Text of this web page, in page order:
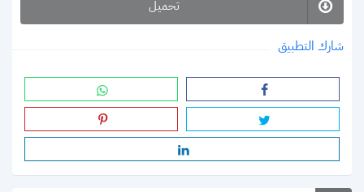
تحميل
شارك التطبيق